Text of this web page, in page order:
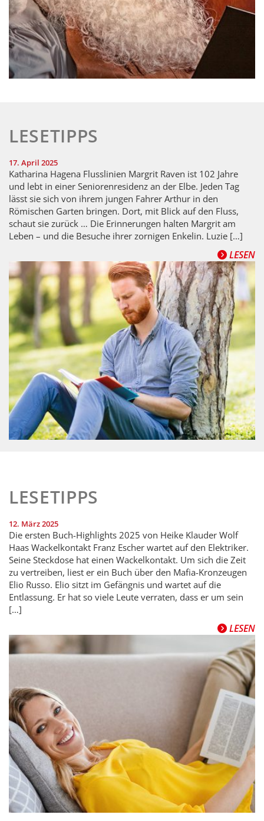
LESETIPPS
17. April 2025
Katharina Hagena Flusslinien Margrit Raven ist 102 Jahre
und lebt in einer Seniorenresidenz an der Elbe. Jeden Tag
lässt sie sich von ihrem jungen Fahrer Arthur in den
Römischen Garten bringen. Dort, mit Blick auf den Fluss,
schaut sie zurück … Die Erinnerungen halten Margrit am
Leben – und die Besuche ihrer zornigen Enkelin. Luzie […]
LESEN
LESETIPPS
12. März 2025
Die ersten Buch-Highlights 2025 von Heike Klauder Wolf
Haas Wackelkontakt Franz Escher wartet auf den Elektriker.
Seine Steckdose hat einen Wackelkontakt. Um sich die Zeit
zu vertreiben, liest er ein Buch über den Mafia-Kronzeugen
Elio Russo. Elio sitzt im Gefängnis und wartet auf die
Entlassung. Er hat so viele Leute verraten, dass er um sein
[…]
LESEN